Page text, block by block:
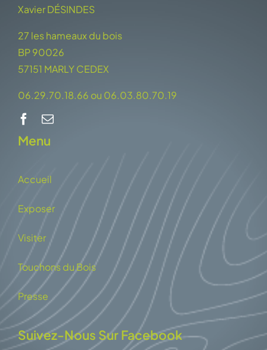
Xavier DÉSINDES
27 les hameaux du bois
BP 90026
57151 MARLY CEDEX
06.29.70.18.66 ou 06.03.80.70.19
Menu
Accueil
Exposer
Visiter
Touchons du Bois
Presse
Suivez-Nous Sur Facebook